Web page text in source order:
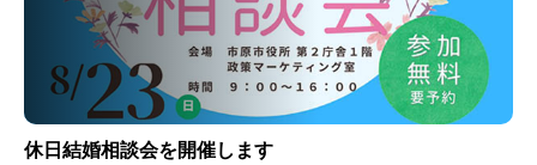
休日結婚相談会を開催します